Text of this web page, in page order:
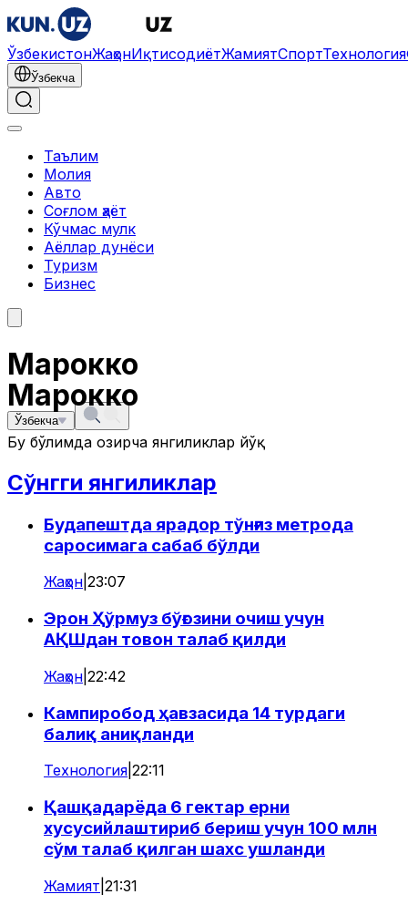
ЎзбекистонЖаҳонИқтисодиётЖамиятСпортТехнология
Ўзбекча
Таълим
Молия
Авто
Соғлом ҳаёт
Кўчмас мулк
Аёллар дунёси
Туризм
Бизнес
Марокко
Ўзбекча
Марокко
Бу бўлимда ҳозирча янгиликлар йўқ
Сўнгги янгиликлар
Будапештда ярадор тўнғиз метрода
саросимага сабаб бўлди
Жаҳон 23:07
Эрон Ҳўрмуз бўғозини очиш учун
АҚШдан товон талаб қилди
Жаҳон 22:42
Кампиробод ҳавзасида 14 турдаги
балиқ аниқланди
Технология 22:11
Қашқадарёда 6 гектар ерни
хусусийлаштириб бериш учун 100 млн
сўм талаб қилган шахс ушланди
Жамият 21:31